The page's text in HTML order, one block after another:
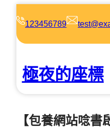
123456789
極夜的座標
【包養網站唸